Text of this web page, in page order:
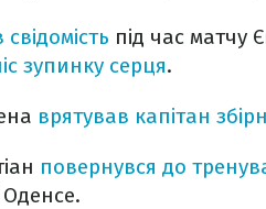
під час матчу
зупинку серця.
врятував капітан
повернувся до